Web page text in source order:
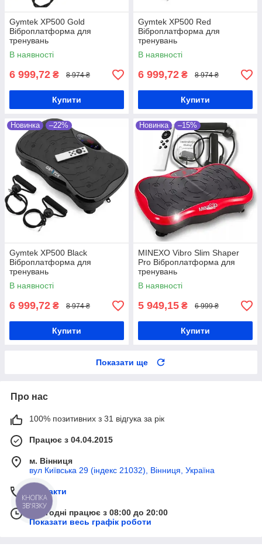
Gymtek XP500 Gold
Віброплатформа для
тренувань
В наявності
6 999,72 ₴ 8 974 ₴
Купити
Gymtek XP500 Red
Віброплатформа для
тренувань
В наявності
6 999,72 ₴ 8 974 ₴
Купити
Новинка –22%
Gymtek XP500 Black
Віброплатформа для
тренувань
В наявності
6 999,72 ₴ 8 974 ₴
Купити
Новинка –15%
MINEXO Vibro Slim Shaper
Pro Віброплатформа для
тренувань
В наявності
5 949,15 ₴ 6 999 ₴
Купити
Показати ще
Про нас
100% позитивних з 31 відгука за рік
Працює з 04.04.2015
м. Вінниця
вул Київська 29 (індекс 21032), Вінниця, Україна
Контакти
Сьогодні працює з 08:00 до 20:00
Показати весь графік роботи
КНОПКА
ЗВ'ЯЗКУ